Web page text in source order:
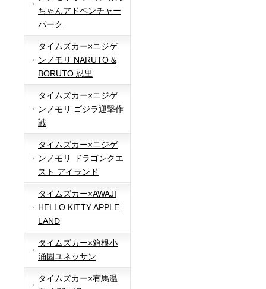
ちゃんアドベンチャー
パーク
タイムズカー×ニジゲ
ンノモリ NARUTO &
BORUTO 忍里
タイムズカー×ニジゲ
ンノモリ ゴジラ迎撃作
戦
タイムズカー×ニジゲ
ンノモリ ドラゴンクエ
スト アイランド
タイムズカー×AWAJI
HELLO KITTY APPLE
LAND
タイムズカー×箱根小
涌園ユネッサン
タイムズカー×有馬温